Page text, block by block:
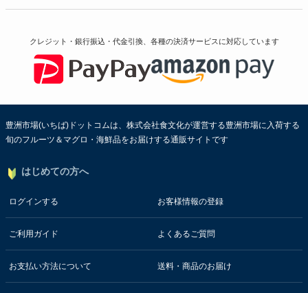
クレジット・銀行振込・代金引換、各種の決済サービスに対応しています
豊洲市場(いちば)ドットコムは、株式会社食文化が運営する豊洲市場に入荷する
旬のフルーツ＆マグロ・海鮮品をお届けする通販サイトです
はじめての方へ
ログインする お客様情報の登録
ご利用ガイド よくあるご質問
お支払い方法について 送料・商品のお届け